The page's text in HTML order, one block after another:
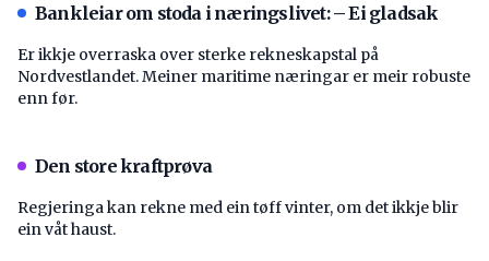
Bankleiar om stoda i næringslivet: – Ei gladsak
Er ikkje overraska over sterke rekneskapstal på
Nordvestlandet. Meiner maritime næringar er meir robuste
enn før.
Den store kraftprøva
Regjeringa kan rekne med ein tøff vinter, om det ikkje blir
ein våt haust.